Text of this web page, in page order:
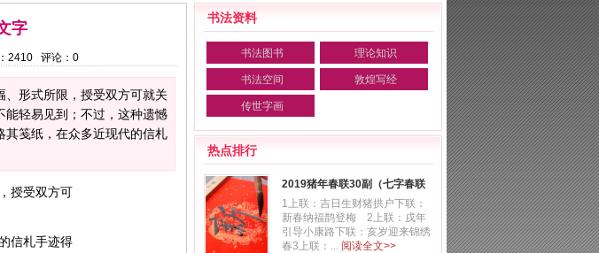
字
2410评论： 0
、形式所限，授受双方可就关
能轻易见到；不过，这种遗憾
其笺纸，在众多近现代的信札
授受双方可
信札手迹得
书法资料
书法图书 理论知识
书法空间 敦煌写经
传世字画
热点排行
2019猪年春联30副（七字春联
带横批）
1上联：吉日生财猪拱户下联：
新春纳福鹊登梅 2上联：戌年
引导小康路下联：亥岁迎来锦绣
春3上联：... 阅读全文>>